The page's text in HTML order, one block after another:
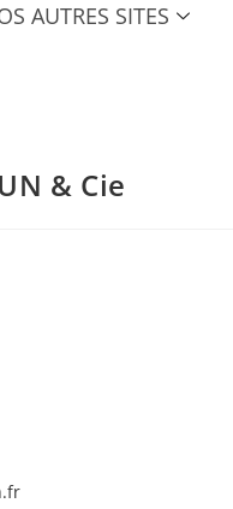
AUTRES SITES
& Cie